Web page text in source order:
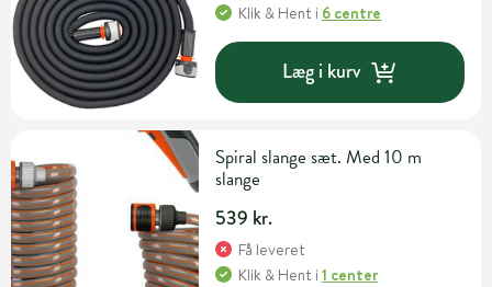
Klik & Hent i 6 centre
Læg i kurv
Spiral slange sæt. Med 10 m
slange
539 kr.
Få leveret
Klik & Hent i1 center